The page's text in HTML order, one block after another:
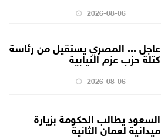
2026-08-06
عاجل ... المصري يستقيل من رئاسة
كتلة حزب عزم النيابية
2026-08-06
السعود يطالب الحكومة بزيارة
ميدانية لعمان الثانية